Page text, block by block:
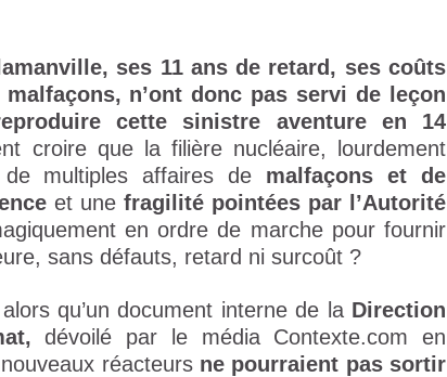
ses 11 ans de retard, ses coûts
n’ont donc pas servi de leçon
cette sinistre aventure en 14
croire que la filière nucléaire, lourdement
multiples affaires de malfaçons et de
et une fragilité pointées par l’Autorité
en ordre de marche pour fournir
sans défauts, retard ni surcoût ?
qu’un document interne de la Direction
dévoilé par le média Contexte.com en
réacteurs ne pourraient pas sortir